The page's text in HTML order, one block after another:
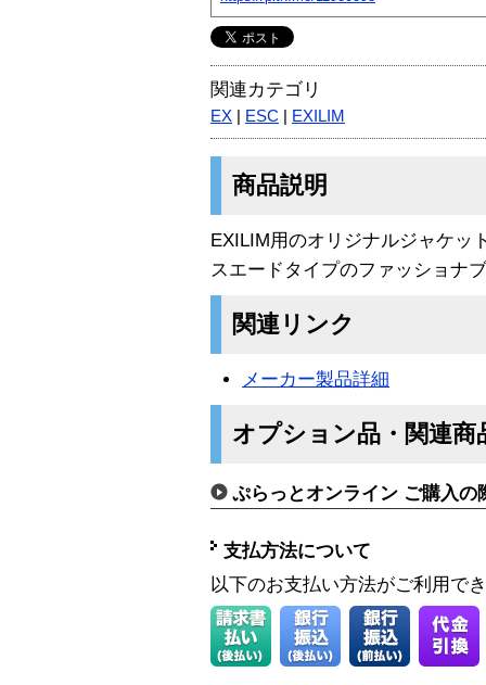
関連カテゴリ
EX ESC EXILIM
商品説明
EXILIM用のオリジナルジャケッ
スエードタイプのファッショナ
関連リンク
メーカー製品詳細
オプション品・関連商
ぷらっとオンライン ご購入の
支払方法について
以下のお支払い方法がご利用で